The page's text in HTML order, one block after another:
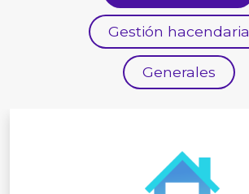
Gestión hacendaria
Generales